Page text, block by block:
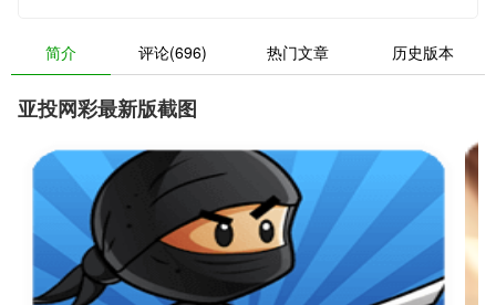
简介 评论(696) 热门文章 历史版本
亚投网彩最新版截图